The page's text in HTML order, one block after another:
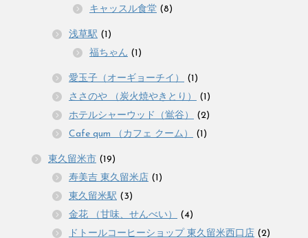
キャッスル食堂 (8)
浅草駅 (1)
福ちゃん (1)
愛玉子（オーギョーチイ）
(1)
ささのや （炭火焼やきとり）
(1)
ホテルシャーウッド（鴬谷）
(2)
Cafe qum （カフェ クーム）
(1)
東久留米市 (19)
寿美吉 東久留米店 (1)
東久留米駅 (3)
金花 （甘味、せんべい）
(4)
ドトールコーヒーショップ 東久留米西口店 (2)